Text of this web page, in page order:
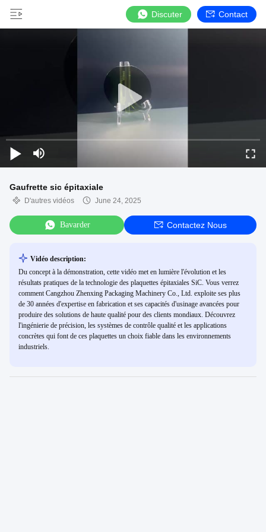
Discuter Contact
Gaufrette sic épitaxiale
D'autres vidéos June 24, 2025
Bavarder Contactez Nous
Vidéo description:
Du concept à la démonstration, cette vidéo met en lumière l'évolution et les
résultats pratiques de la technologie des plaquettes épitaxiales SiC. Vous verrez
comment Cangzhou Zhenxing Packaging Machinery Co., Ltd. exploite ses plus
de 30 années d'expertise en fabrication et ses capacités d'usinage avancées pour
produire des solutions de haute qualité pour des clients mondiaux. Découvrez
l'ingénierie de précision, les systèmes de contrôle qualité et les applications
concrètes qui font de ces plaquettes un choix fiable dans les environnements
industriels.